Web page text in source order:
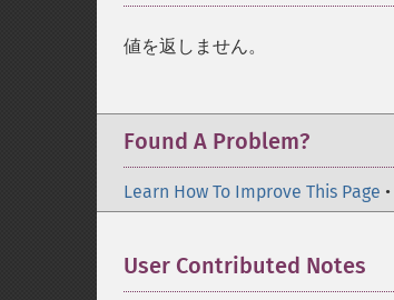
値を返しません。
Found A Problem?
Learn How To Improve This Page •
User Contributed Notes